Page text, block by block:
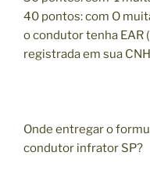
40 pontos: com O
o condutor tenha EAR
registrada em sua CNH
Onde entregar o
condutor infrator SP?